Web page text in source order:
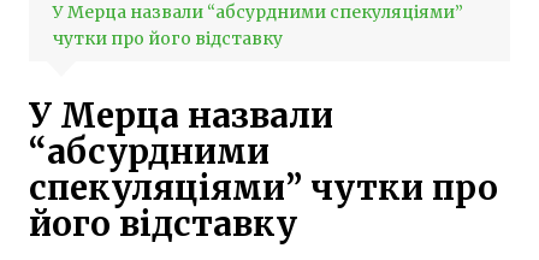
У Мерца назвали “абсурдними спекуляціями”
чутки про його відставку
У Мерца назвали
“абсурдними
спекуляціями” чутки про
його відставку